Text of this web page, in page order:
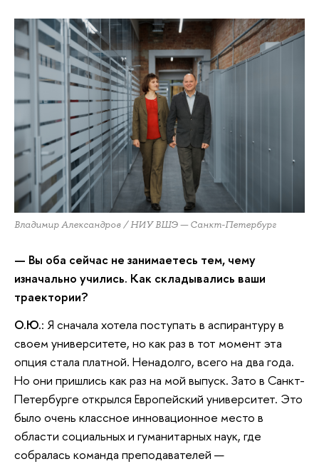
Владимир Александров / НИУ ВШЭ — Санкт-Петербург
— Вы оба сейчас не занимаетесь тем, чему
изначально учились. Как складывались ваши
траектории?
О.Ю.: Я сначала хотела поступать в аспирантуру в
своем университете, но как раз в тот момент эта
опция стала платной. Ненадолго, всего на два года.
Но они пришлись как раз на мой выпуск. Зато в Санкт-
Петербурге открылся Европейский университет. Это
было очень классное инновационное место в
области социальных и гуманитарных наук, где
собралась команда преподавателей —